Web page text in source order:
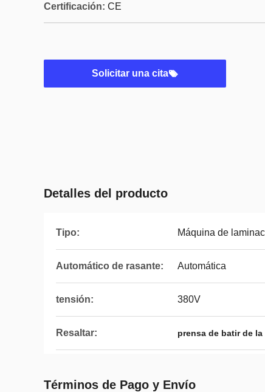
Certificación: CE
Solicitar una cita
Detalles del producto
Tipo: Máquina de
Automático de rasante: Automática
tensión: 380V
Resaltar: prensa de batir de
Términos de Pago y Envío